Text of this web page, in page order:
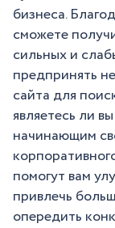
бизнеса.
сможете
сильных и
предпринять
сайта для
являетесь ли
начинающим
помогут вам
привлечь
опередить